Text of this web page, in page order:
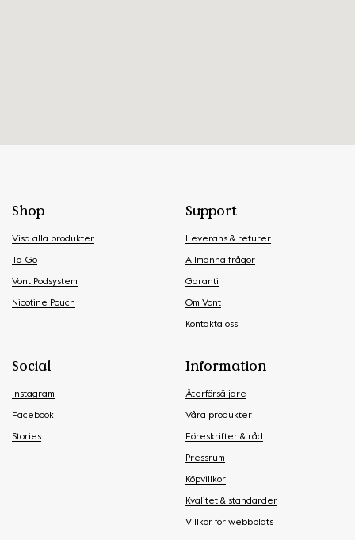
Shop
Visa alla produkter
To-Go
Vont Podsystem
Nicotine Pouch
Support
Leverans & returer
Allmänna frågor
Garanti
Om Vont
Kontakta oss
Social
Instagram
Facebook
Stories
Information
Återförsäljare
Våra produkter
Föreskrifter & råd
Pressrum
Köpvillkor
Kvalitet & standarder
Villkor för webbplats